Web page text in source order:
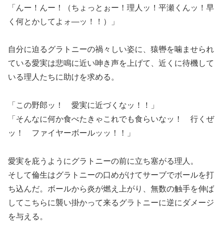
「んー！んー！（ちょっとぉー！理人ッ！平瀬くんッ！早
く何とかしてよォ―ッ！！ ）」
自分に迫るグラトニーの禍々しい姿に、猿轡を噛ませられ
ている愛実は悲鳴に近い呻き声を上げて、近くに待機して
いる理人たちに助けを求める。
「この野郎ッ！ 愛実に近づくなッ！！」
「そんなに何か食べたきゃこれでも食らいなッ！ 行くぜ
ッ！ ファイヤーボールッッ！！」
愛実を庇うようにグラトニーの前に立ち塞がる理人。
そして倫生はグラトニーの口めがけてサーブでボールを打
ち込んだ。ボールから炎が燃え上がり、無数の触手を伸ば
してこちらに襲い掛かって来るグラトニーに逆にダメージ
を与える。